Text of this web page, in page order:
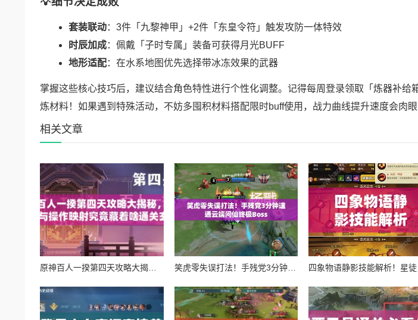
套装联动：3件「九黎神甲」+2件「东皇令符」触发攻防一体特效
时辰加成：佩戴「子时专属」装备可获得月光BUFF
地形适配：在水系地图优先选择带冰冻效果的武器
掌握这些核心技巧后，建议结合角色特性进行个性化调整。记得每周登录领取「炼器补给
炼材料！如果遇到特殊活动，不妨多囤积材料搭配限时buff使用，战力曲线提升速度会肉
相关文章
笑虎零失误打法！手残党3分钟速通云端问仙终极Boss